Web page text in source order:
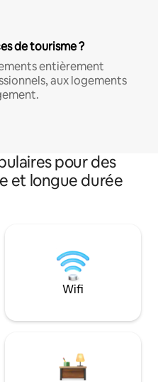
de tourisme ?
entièrement
aux logements
pour des
et longue durée
Wifi